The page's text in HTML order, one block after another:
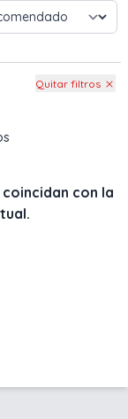
Quitar filtros
con la